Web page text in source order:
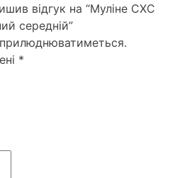
відгук на “Муліне СХС
середній”
*